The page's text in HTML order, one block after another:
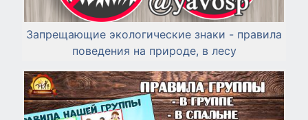
Запрещающие экологические знаки - правила
поведения на природе, в лесу